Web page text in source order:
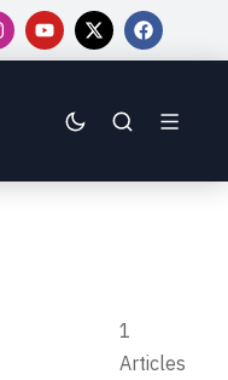
série de journées
1
Articles